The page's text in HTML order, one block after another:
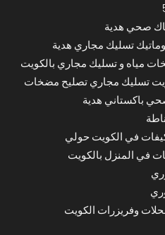
صحي هدية
تسليك مجاري هدية
مياه و تسليك مجاري بالكويت
تسليك مجاري تصليح مضخات
باكستاني هدية
في الكويت حولي
في المنزل بالكويت
وفريزرات الكويت